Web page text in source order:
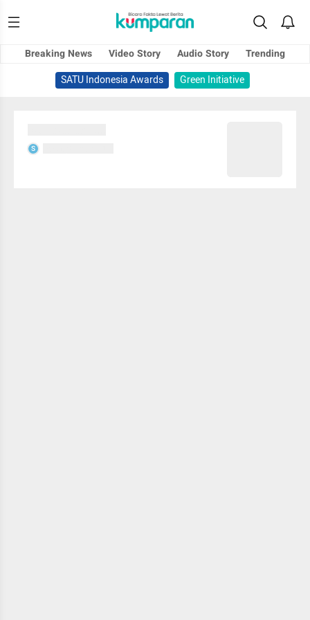
Breaking News Video Story Audio Story
Trending
SATU Indonesia Awards
Green Initiative
S